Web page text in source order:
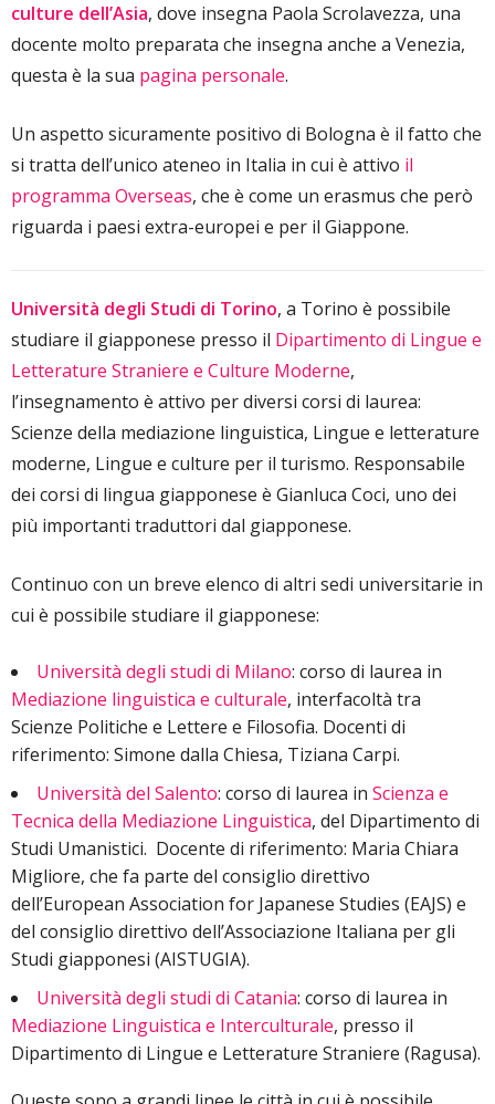
culture dell’Asia, dove insegna Paola Scrolavezza, una
docente molto preparata che insegna anche a Venezia,
questa è la sua pagina personale.
Un aspetto sicuramente positivo di Bologna è il fatto che
si tratta dell’unico ateneo in Italia in cui è attivo il
programma Overseas, che è come un erasmus che però
riguarda i paesi extra-europei e per il Giappone.
Università degli Studi di Torino, a Torino è possibile
studiare il giapponese presso il Dipartimento di Lingue e
Letterature Straniere e Culture Moderne,
l’insegnamento è attivo per diversi corsi di laurea:
Scienze della mediazione linguistica, Lingue e letterature
moderne, Lingue e culture per il turismo. Responsabile
dei corsi di lingua giapponese è Gianluca Coci, uno dei
più importanti traduttori dal giapponese.
Continuo con un breve elenco di altri sedi universitarie in
cui è possibile studiare il giapponese:
Università degli studi di Milano: corso di laurea in
Mediazione linguistica e culturale, interfacoltà tra
Scienze Politiche e Lettere e Filosofia. Docenti di
riferimento: Simone dalla Chiesa, Tiziana Carpi.
Università del Salento: corso di laurea in Scienza e
Tecnica della Mediazione Linguistica, del Dipartimento di
Studi Umanistici. Docente di riferimento: Maria Chiara
Migliore, che fa parte del consiglio direttivo
dell’European Association for Japanese Studies (EAJS) e
del consiglio direttivo dell’Associazione Italiana per gli
Studi giapponesi (AISTUGIA).
Università degli studi di Catania: corso di laurea in
Mediazione Linguistica e Interculturale, presso il
Dipartimento di Lingue e Letterature Straniere (Ragusa).